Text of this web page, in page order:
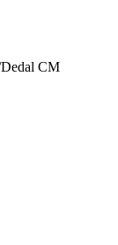
Dedal CM